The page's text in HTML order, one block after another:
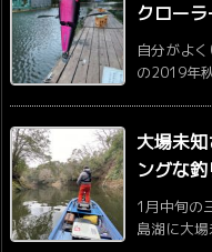
クローラ
自分がよ
の2019年
大場未
ングな
1月中旬の
島湖に大